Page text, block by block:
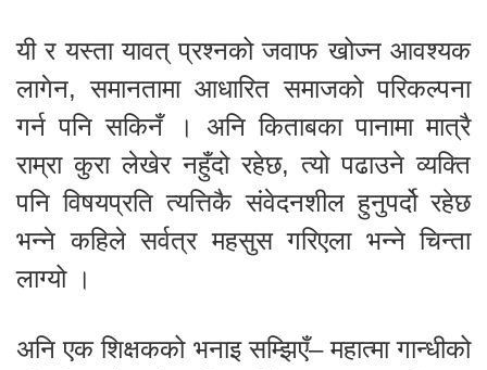
यी र यस्ता यावत् प्रश्नको जवाफ खोज्न आवश्यक
लागेन, समानतामा आधारित समाजको परिकल्पना
गर्न पनि सकिनँ । अनि किताबका पानामा मात्रै
राम्रा कुरा लेखेर नहुँदो रहेछ, त्यो पढाउने व्यक्ति
पनि विषयप्रति त्यत्तिकै संवेदनशील हुनुपर्दो रहेछ
भन्ने कहिले सर्वत्र महसुस गरिएला भन्ने चिन्ता
लाग्यो ।
अनि एक शिक्षकको भनाइ सम्झिएँ– महात्मा गान्धीको